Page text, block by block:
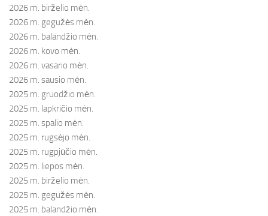
2026 m. birželio mėn.
2026 m. gegužės mėn.
2026 m. balandžio mėn.
2026 m. kovo mėn.
2026 m. vasario mėn.
2026 m. sausio mėn.
2025 m. gruodžio mėn.
2025 m. lapkričio mėn.
2025 m. spalio mėn.
2025 m. rugsėjo mėn.
2025 m. rugpjūčio mėn.
2025 m. liepos mėn.
2025 m. birželio mėn.
2025 m. gegužės mėn.
2025 m. balandžio mėn.